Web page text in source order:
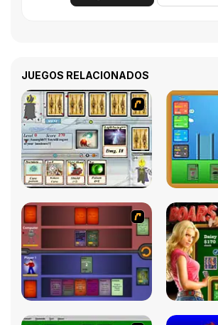
JUEGOS RELACIONADOS